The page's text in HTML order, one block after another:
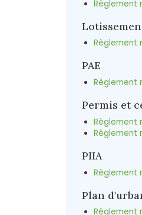
Règlement
Règlement
PAE
Règlement
Permis et
Règlement
Règlement
PIIA
Règlement
Plan
Règlement